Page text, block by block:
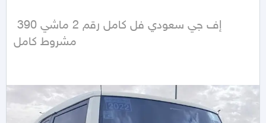
مشروط كامل